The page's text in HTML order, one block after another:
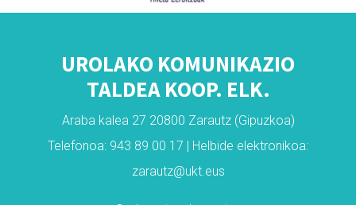
UROLAKO KOMUNIKAZIO
TALDEA KOOP. ELK.
Araba kalea 27 20800 Zarautz (Gipuzkoa)
Telefonoa: 943 89 00 17 | Helbide elektronikoa:
zarautz@ukt.eus